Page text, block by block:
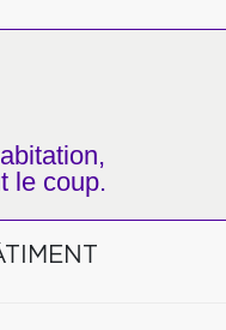
le coup.